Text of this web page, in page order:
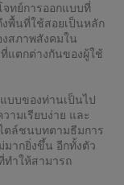
ทย์การออกแบบที่
งพื้นที่ใช้สอยเป็นหลัก
สภาพสังคมใน
แตกต่างกันของผู้ใช้
บบของท่านเป็นไป
ามเรียบง่าย และ
ตล์ชนบทตามธีมการ
มากยิ่งขึ้น อีกทั้งตัว
ำให้สามารถ